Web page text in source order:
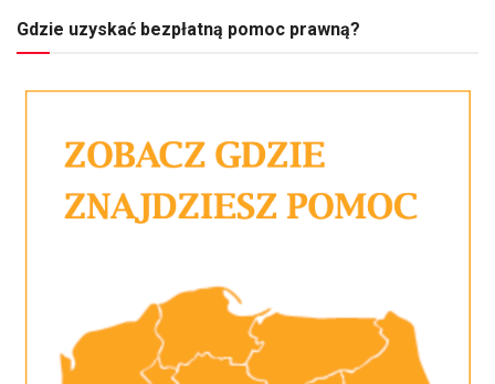
Gdzie uzyskać bezpłatną pomoc prawną?